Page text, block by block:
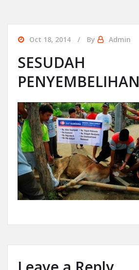
Oct 18, 2014 By Admin
SESUDAH
PENYEMBELIHAN